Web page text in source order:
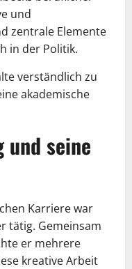
und
zentrale Elemente
in der Politik.
verständlich zu
akademische
und seine
Karriere war
tätig. Gemeinsam
er mehrere
kreative Arbeit